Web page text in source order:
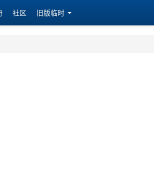
社区 旧版临时